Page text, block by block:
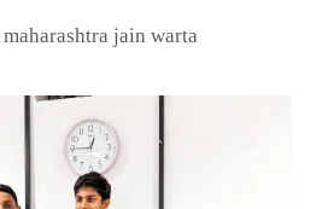
maharashtra jain warta